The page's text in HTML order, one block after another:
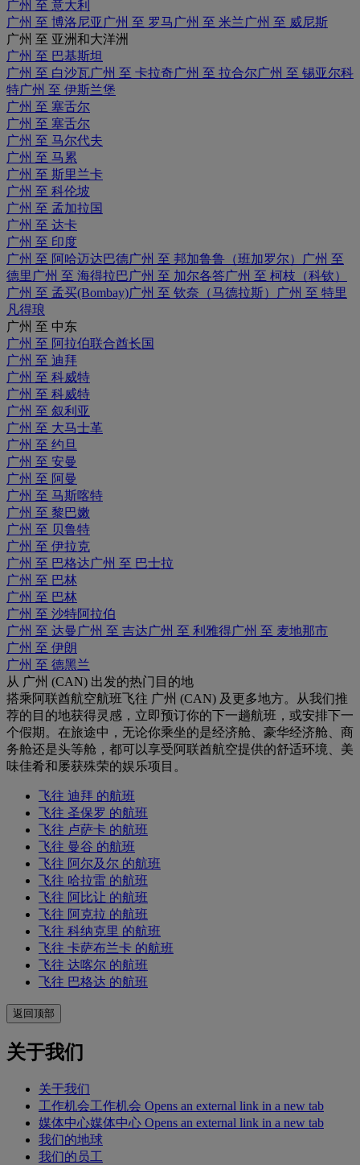
广州 至 意大利
广州 至 博洛尼亚 广州 至 罗马 广州 至 米兰广州 至 威尼斯
广州 至 亚洲和大洋洲
广州 至 巴基斯坦
广州 至 白沙瓦广州 至 卡拉奇广州 至 拉合尔广州 至 锡亚尔科
特广州 至 伊斯兰堡
广州 至 塞舌尔
广州 至 塞舌尔
广州 至 马尔代夫
广州 至 马累
广州 至 斯里兰卡
广州 至 科伦坡
广州 至 孟加拉国
广州 至 达卡
广州 至 印度
广州 至 阿哈迈达巴德广州 至 邦加鲁鲁（班加罗尔）
广州 至
德里 广州 至 海得拉巴广州 至 加尔各答广州 至 柯枝（科钦）
广州 至 孟买(Bombay)广州 至 钦奈（马德拉斯）
广州 至 特里
凡得琅
广州 至 中东
广州 至 阿拉伯联合酋长国
广州 至 迪拜
广州 至 科威特
广州 至 科威特
广州 至 叙利亚
广州 至 大马士革
广州 至 约旦
广州 至 安曼
广州 至 阿曼
广州 至 马斯喀特
广州 至 黎巴嫩
广州 至 贝鲁特
广州 至 伊拉克
广州 至 巴格达广州 至 巴士拉
广州 至 巴林
广州 至 巴林
广州 至 沙特阿拉伯
广州 至 达曼 广州 至 吉达广州 至 利雅得广州 至 麦地那市
广州 至 伊朗
广州 至 德黑兰
从 广州 (CAN) 出发的热门目的地
搭乘阿联酋航空航班飞往 广州 (CAN) 及更多地方。从我们推
荐的目的地获得灵感，立即预订你的下一趟航班，或安排下一
个假期。在旅途中，无论你乘坐的是经济舱、豪华经济舱、商
务舱还是头等舱，都可以享受阿联酋航空提供的舒适环境、美
味佳肴和屡获殊荣的娱乐项目。
飞往 迪拜 的航班
飞往 圣保罗 的航班
飞往 卢萨卡 的航班
飞往 曼谷 的航班
飞往 阿尔及尔 的航班
飞往 哈拉雷 的航班
飞往 阿比让 的航班
飞往 阿克拉 的航班
飞往 科纳克里 的航班
飞往 卡萨布兰卡 的航班
飞往 达喀尔 的航班
飞往 巴格达 的航班
返回顶部
关于我们
关于我们
工作机会工作机会 Opens an external link in a new tab
媒体中心媒体中心 Opens an external link in a new tab
我们的地球
我们的员工